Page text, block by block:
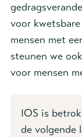
voor
mensen met
steunen we
voor mensen
IOS is
de volgende